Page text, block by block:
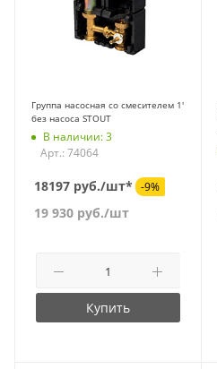
Группа насосная со смесителем 1'
без насоса STOUT
В наличии: 3
Арт.: 74064
18197 руб./шт* -9%
19 930 руб./шт
Купить